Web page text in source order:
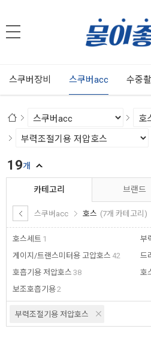
스쿠버장비 스쿠버acc 수중
카테고리
스쿠버acc 호스 (7개 카테고리)
호스세트 1
게이지/트랜스미터용 고압호스 42
호흡기용 저압호스 38
보조호흡기용2
부
드
호
브랜드
부력조절기용 저압호스
19개